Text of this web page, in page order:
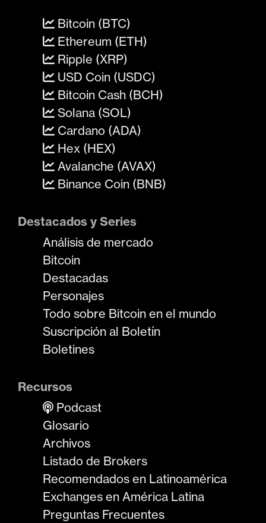
Bitcoin (BTC)
Ethereum (ETH)
Ripple (XRP)
USD Coin (USDC)
Bitcoin Cash (BCH)
Solana (SOL)
Cardano (ADA)
Hex (HEX)
Avalanche (AVAX)
Binance Coin (BNB)
Destacados y Series
Análisis de mercado
Bitcoin
Destacadas
Personajes
Todo sobre Bitcoin en el mundo
Suscripción al Boletín
Boletines
Recursos
Podcast
Glosario
Archivos
Listado de Brokers
Recomendados en Latinoamérica
Exchanges en América Latina
Preguntas Frecuentes